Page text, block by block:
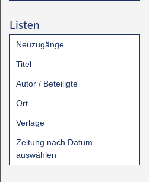
Listen
Neuzugänge
Titel
Autor / Beteiligte
Ort
Verlage
Zeitung nach Datum
auswählen